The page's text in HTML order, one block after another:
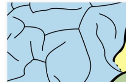
Nowe wytyczne z American Academy
medyczną marihuanę jako opcję
Opublikowane w poprzednim
Neurology, obejmują szeroki zakres
alternatywnych zwykle używanych,